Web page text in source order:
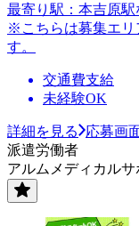
最寄り駅：本吉原駅
※こちらは募集エリ
す。
交通費支給
未経験OK
詳細を見る
応募画
派遣労働者
アルムメディカル